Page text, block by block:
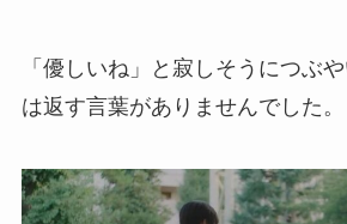
「優しいね」と寂しそうにつぶ
は返す言葉がありませんでした。